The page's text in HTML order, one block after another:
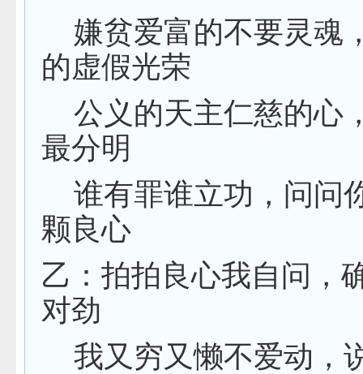
嫌贫爱富的不要灵魂
的虚假光荣
公义的天主仁慈的心
最分明
谁有罪谁立功，问问
颗良心
乙：拍拍良心我自问，
对劲
我又穷又懒不爱动，